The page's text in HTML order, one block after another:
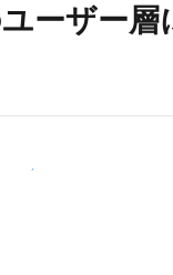
ーザー層
に今すぐアプローチ